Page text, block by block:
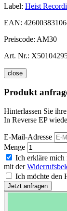
Label: Heist
EAN:
Preiscode: AM30
Art. Nr.:
close
Produkt
Hinterlassen Sie
In Reverse EP
E-Mail-Adresse
Menge
Ich erkläre mich
mit der
Ich möchte den